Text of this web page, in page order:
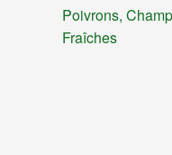
Poivrons,
Fraîches